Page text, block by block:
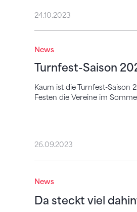
24.10.2023
News
Turnfest-Saison
Kaum ist die Turnfest-
Festen die Vereine im
Turnfest-Saison 2024
26.09.2023
News
Da steckt viel
Da steckt viel dahinter